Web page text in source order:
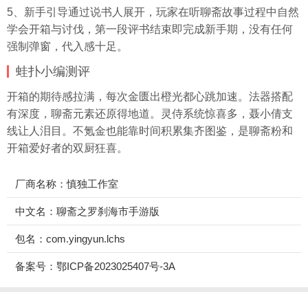
5、新手引导通过说书人展开，玩家在听聊斋故事过程中自然
学会开箱与讨伐，第一段评书结束即完成新手期，没有任何
强制弹窗，代入感十足。
蛙扑小编测评
开箱的期待感拉满，每次金匮出橙光都心跳加速。法器搭配
有深度，聊斋元素还原得地道。灵侍系统惊喜多，聂小倩支
线让人泪目。不氪金也能靠时间积累集齐图鉴，是聊斋粉和
开箱爱好者的双厨狂喜。
厂商名称：慎独工作室
中文名：聊斋之罗刹海市手游版
包名：com.yingyun.lchs
备案号：鄂ICP备2023025407号-3A